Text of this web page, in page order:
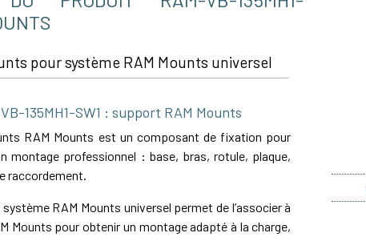
pour système RAM Mounts universel
135MH1-SW1 : support RAM Mounts
RAM Mounts est un composant de fixation pour
montage professionnel : base, bras, rotule, plaque,
raccordement.
RAM Mounts universel permet de l’associer à
Mounts pour obtenir un montage adapté à la charge,